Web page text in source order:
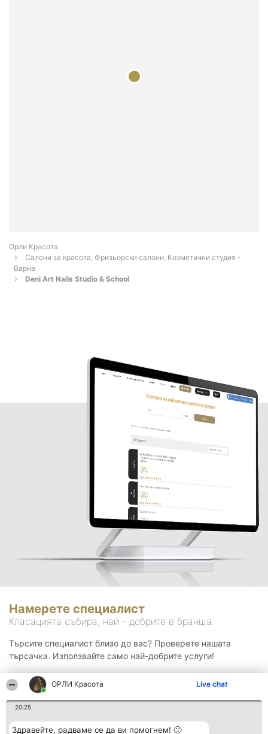
ОРЛИ Красота Live chat
20:25
Здравейте, радваме се да ви помогнем! 🙂
Орли Красота
Салони за красота, Фризьорски салони, Козметични студия -
Варна
Deni Art Nails Studio & School
Намерете специалист
Класацията събира, най - добрите в бранша.
Търсите специалист близо до вас? Проверете нашата
търсачка. Използвайте само най-добрите услуги!